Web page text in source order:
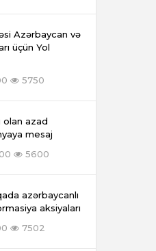
Azərbaycan və
üçün Yol
5750
olan azad
mesaj
5600
azərbaycanlı
aksiyaları
7502